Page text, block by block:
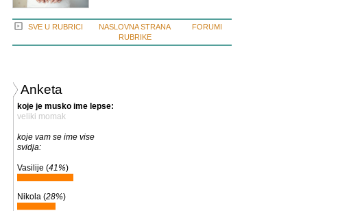
SVE U RUBRICI
NASLOVNA STRANA
RUBRIKE
FORUMI
Anketa
koje je musko ime lepse:
veliki momak
koje vam se ime vise
svidja:
Vasilije (41%)
Nikola (28%)